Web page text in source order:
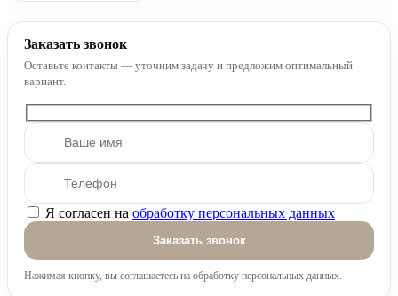
Заказать звонок
Оставьте контакты — уточним задачу и предложим оптимальный
вариант.
Оставьте это поле пустым.
Я согласен на обработку персональных данных
Нажимая кнопку, вы соглашаетесь на обработку персональных данных.